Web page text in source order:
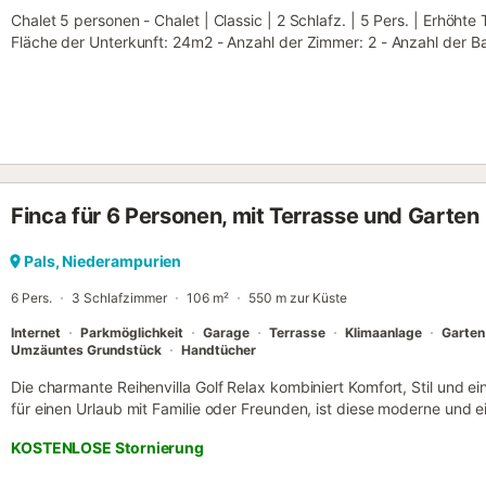
Chalet 5 personen - Chalet | Classic | 2 Schlafz. | 5 Pers. | Erhöhte
Fläche der Unterkunft: 24m2 - Anzahl der Zimmer: 2 - Anzahl der
Etagenbett für 1 Person - 1 aufenthalt: Bettbank - Alter der
Ausrüstung - Umkehrbare Klimaanlage: Inklusive im Preis -
Küchenutensilien - Elektrische Kaffeemaschine - Art des
Gartenmöbel Haustiere - Für Haustiere gelten die Bestimmungen
1. und 2. Kat.) Informationen zur Ankunft - Uhrzeit der Ankunft: von
ist vor der Schlüsselübergabe in Euro zu zahlen und wird Ihnen am
Finca für 6 Personen, mit Terrasse und Garten
Pals, Niederampurien
6 Pers. 3 Schlafzimmer 106 m² 550 m zur Küste
Internet Parkmöglichkeit Garage Terrasse Klimaanlage Garten
Umzäuntes Grundstück
Handtücher
Die charmante Reihenvilla Golf Relax kombiniert Komfort, Stil und
für einen Urlaub mit Familie oder Freunden, ist diese moderne und
Gemeinschaftsgarten, Pool, Jacuzzi und gepflegten Grünflächen
für einen unvergesslichen Aufenthalt benötigen, nur 10
KOSTENLOSE Stornierung